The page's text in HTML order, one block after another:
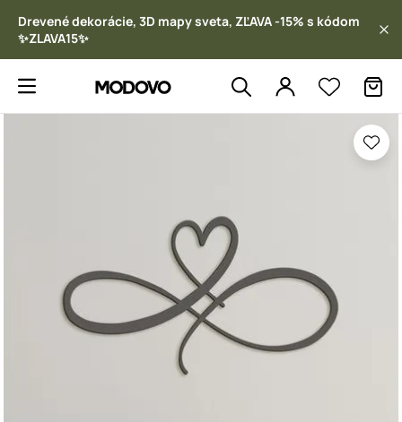
Drevené dekorácie, 3D mapy sveta, ZĽAVA -15% s kódom
✨ZLAVA15✨